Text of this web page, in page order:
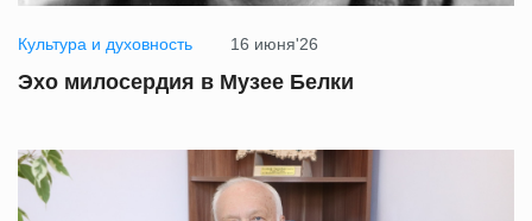
Культура и духовность 16 июня'26
Эхо милосердия в Музее Белки